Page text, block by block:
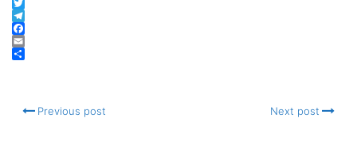
WhatsApp
Twitter
Telegram
Facebook
Email
Previous post Next post